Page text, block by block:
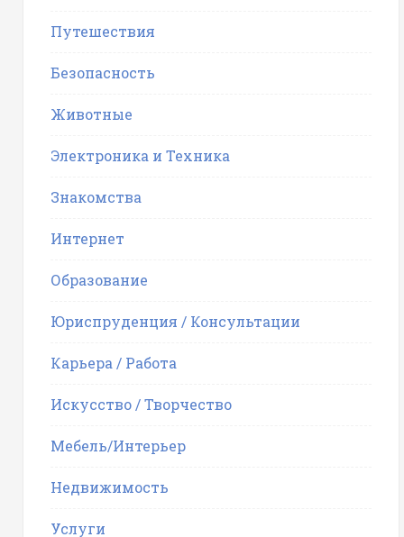
Путешествия
Безопасность
Животные
Электроника и Техника
Знакомства
Интернет
Образование
Юриспруденция / Консультации
Карьера / Работа
Искусство / Творчество
Мебель/Интерьер
Недвижимость
Услуги